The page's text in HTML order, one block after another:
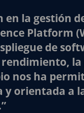
en la gestión
Platform
de
nos ha
orientada a